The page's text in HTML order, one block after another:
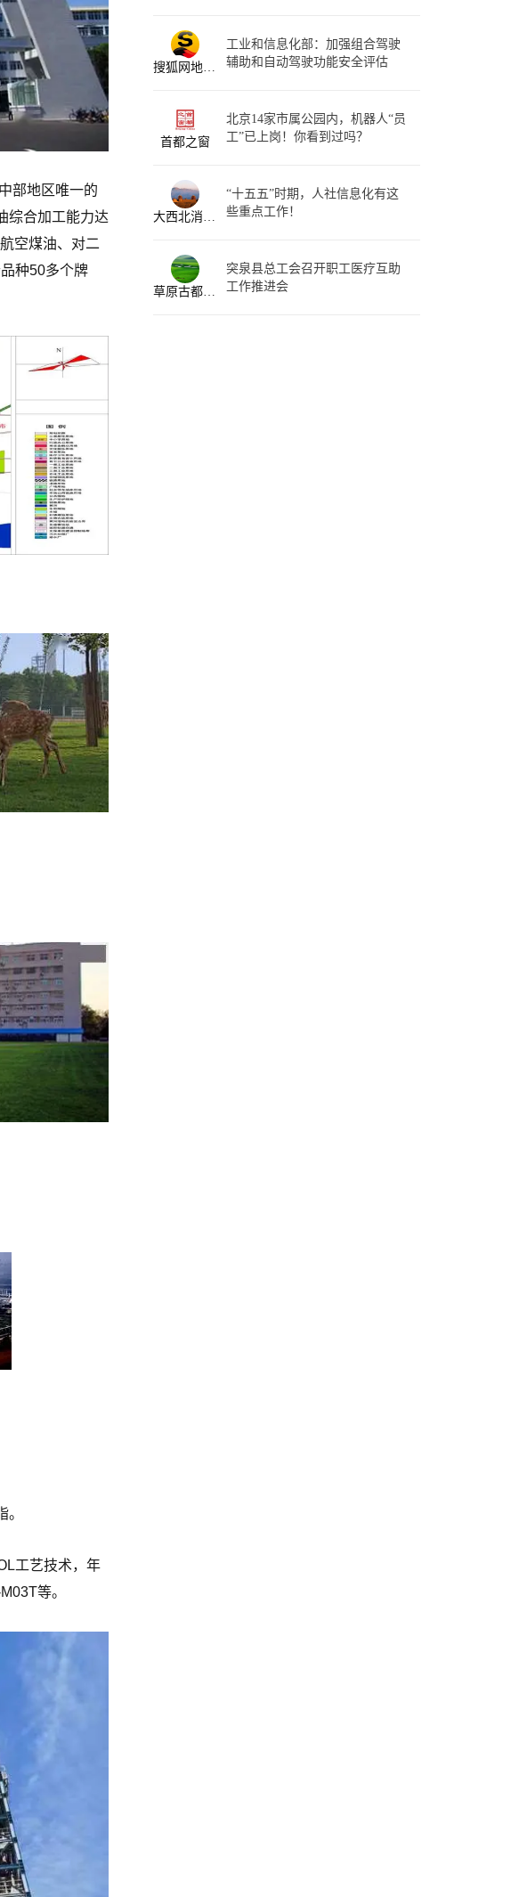
部地区唯一的
综合加工能力达
空煤油、对二
种50多个牌
工艺技术，年
等。
搜狐网地方资讯
工业和信息化部：加强组合驾驶
辅助和自动驾驶功能安全评估
首都之窗
北京14家市属公园内，机器人“员
工”已上岗！你看到过吗？
大西北消息速览
“十五五”时期，人社信息化有这
些重点工作！
草原古都生活宝典
突泉县总工会召开职工医疗互助
工作推进会